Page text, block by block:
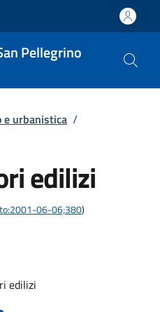
Pellegrino
e urbanistica /
edilizi
06-06;380)
edilizi